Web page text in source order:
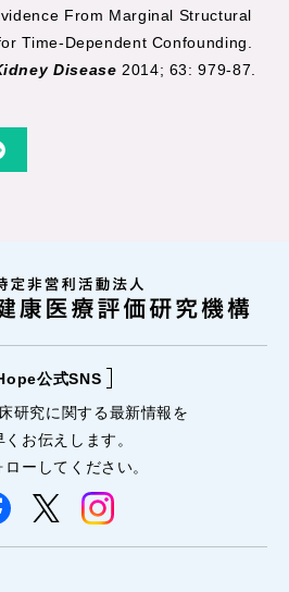
From Marginal Structural
Time-Dependent Confounding.
Disease 2014; 63: 979-87.
公式SNS
研究に関する最新情報を
くお伝えします。
ーしてください。